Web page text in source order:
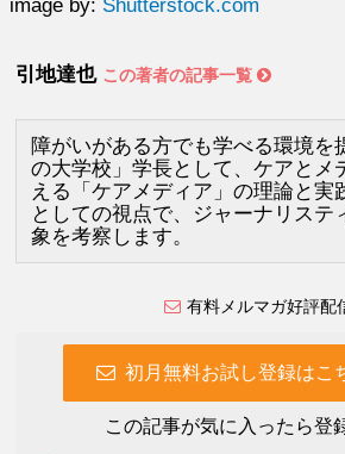
image by: Shutterstock.com
引地達也 この著者の記事一覧
障がいがある方でも学べる環境を
の大学校」学長として、ケアとメ
える「ケアメディア」の理論と実
としての視点で、ジャーナリステ
象を考察します。
有料メルマガ好評配
初月無料お試し登録はこ
この記事が気に入ったら登